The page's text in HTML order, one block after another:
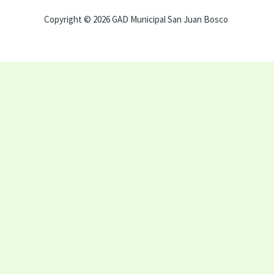
Copyright © 2026 GAD Municipal San Juan Bosco